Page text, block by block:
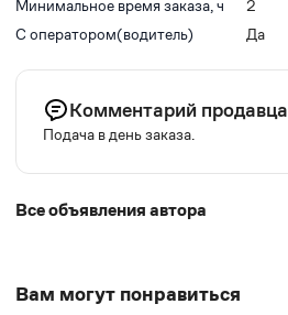
Минимальное время заказа, ч
2
С оператором(водитель)
Да
Комментарий продавца
Подача в день заказа.
Все объявления автора
Вам могут понравиться